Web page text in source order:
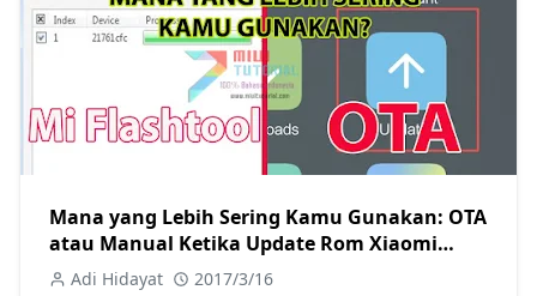
Mana yang Lebih Sering Kamu Gunakan: OTA
atau Manual Ketika Update Rom Xiaomi
Miui? Berbagi Kebiasaan Admin
Adi Hidayat 2017/3/16